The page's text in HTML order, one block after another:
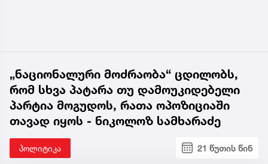
„ნაციონალური მოძრაობა“ ცდილობს,
რომ სხვა პატარა თუ დამოუკიდებელი
პარტია მოგუდოს, რათა ოპოზიციაში
თავად იყოს - ნიკოლოზ სამხარაძე
პოლიტიკა 21 წუთის წინ